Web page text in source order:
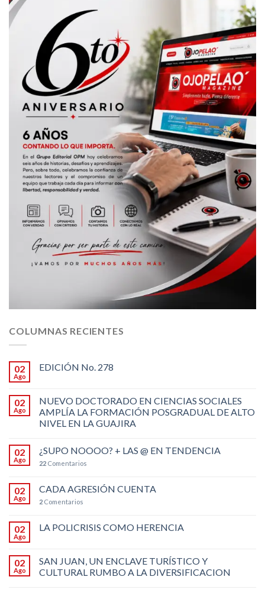
COLUMNAS RECIENTES
02
Ago
EDICIÓN No. 278
02
Ago
NUEVO DOCTORADO EN CIENCIAS SOCIALES
AMPLÍA LA FORMACIÓN POSGRADUAL DE ALTO
NIVEL EN LA GUAJIRA
02
Ago
¿SUPO NOOOO? + LAS @ EN TENDENCIA
22 Comentarios
02
Ago
CADA AGRESIÓN CUENTA
2 Comentarios
02
Ago
LA POLICRISIS COMO HERENCIA
02
Ago
SAN JUAN, UN ENCLAVE TURÍSTICO Y
CULTURAL RUMBO A LA DIVERSIFICACION